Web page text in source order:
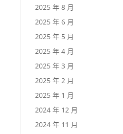
2025 年 8 月
2025 年 6 月
2025 年 5 月
2025 年 4 月
2025 年 3 月
2025 年 2 月
2025 年 1 月
2024 年 12 月
2024 年 11 月